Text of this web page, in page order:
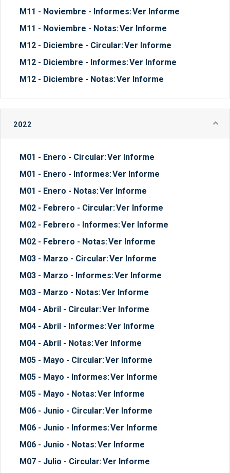
M11 - Noviembre - Informes:Ver Informe
M11 - Noviembre - Notas:Ver Informe
M12 - Diciembre - Circular:Ver Informe
M12 - Diciembre - Informes:Ver Informe
M12 - Diciembre - Notas:Ver Informe
2022
M01 - Enero - Circular:Ver Informe
M01 - Enero - Informes:Ver Informe
M01 - Enero - Notas:Ver Informe
M02 - Febrero - Circular:Ver Informe
M02 - Febrero - Informes:Ver Informe
M02 - Febrero - Notas:Ver Informe
M03 - Marzo - Circular:Ver Informe
M03 - Marzo - Informes:Ver Informe
M03 - Marzo - Notas:Ver Informe
M04 - Abril - Circular:Ver Informe
M04 - Abril - Informes:Ver Informe
M04 - Abril - Notas:Ver Informe
M05 - Mayo - Circular:Ver Informe
M05 - Mayo - Informes:Ver Informe
M05 - Mayo - Notas:Ver Informe
M06 - Junio - Circular:Ver Informe
M06 - Junio - Informes:Ver Informe
M06 - Junio - Notas:Ver Informe
M07 - Julio - Circular:Ver Informe